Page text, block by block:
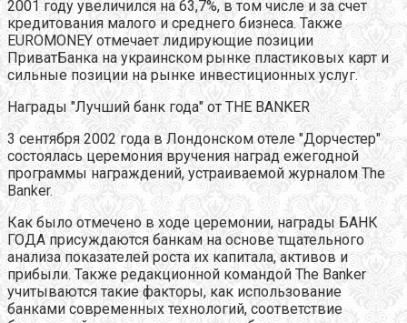
2001 году увеличился на 63,7%, в том числе и за счет
кредитования малого и среднего бизнеса. Также
EUROMONEY отмечает лидирующие позиции
ПриватБанка на украинском рынке пластиковых карт и
сильные позиции на рынке инвестиционных услуг.
Награды "Лучший банк года" от THE BANKER
3 сентября 2002 года в Лондонском отеле "Дорчестер"
состоялась церемония вручения наград ежегодной
программы награждений, устраиваемой журналом The
Banker.
Как было отмечено в ходе церемонии, награды БАНК
ГОДА присуждаются банкам на основе тщательного
анализа показателей роста их капитала, активов и
прибыли. Также редакционной командой The Banker
учитываются такие факторы, как использование
банками современных технологий, соответствие